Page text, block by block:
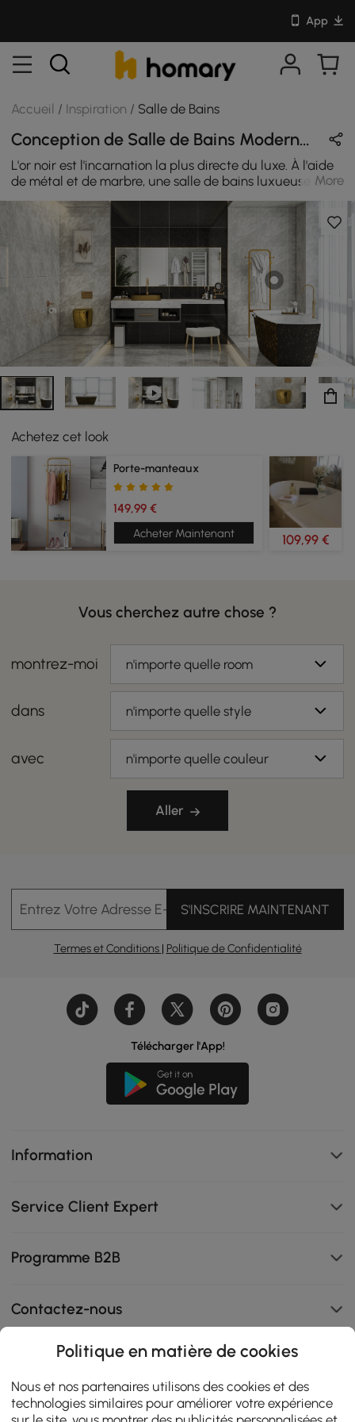
App
Accueil / Inspiration / Salle de Bains
Conception de Salle de Bains Moderne & Luxe en Or / Noir / Blanc avec Métal / Pierre Frittée / Céramique
L'or noir est l'incarnation la plus directe du luxe. À l'aide
de métal et de marbre, une salle de bains luxueuse avec
espace ouvert est créée.
More
Achetez cet look
Porte-manteaux
149,99 €
Acheter Maintenant 109,99 €
Vous cherchez autre chose ?
montrez-moi n'importe quelle room
dans n'importe quelle style
avec n'importe quelle couleur
Aller
Entrez Votre Adresse E-mailS'INSCRIRE MAINTENANT
Termes et Conditions | Politique de Confidentialité
Télécharger l'App!
Information
Service Client Expert
Programme B2B
Contactez-nous
108K
4.9
star
AVIS CERTIFIÉS
Politique en matière de cookies
Nous et nos partenaires utilisons des cookies et des
technologies similaires pour améliorer votre expérience